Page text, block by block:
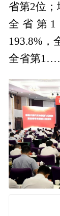
省第2位；
全省第1
193.8%，
全省第